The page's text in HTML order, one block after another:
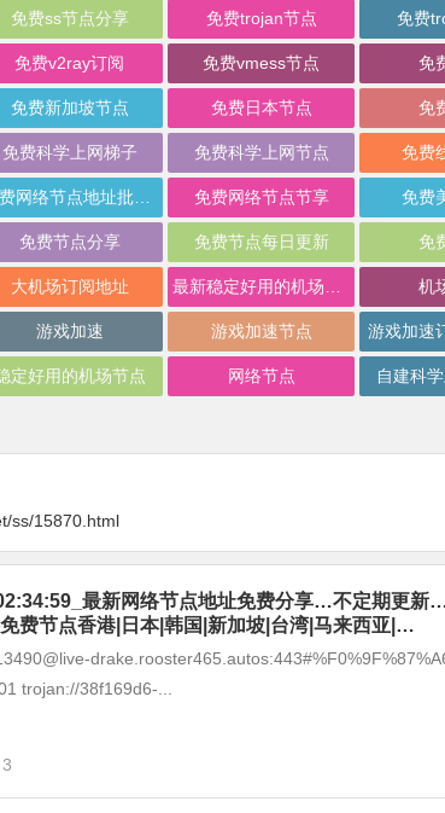
免费ss节点分享 免费trojan节点 免费
免费v2ray订阅 免费vmess节点 免
免费新加坡节点 免费日本节点 免
免费科学上网梯子 免费科学上网节点 免费
免费网络节点节享 免费
免费节点分享 免费节点每日更新 免
大机场订阅地址 机
游戏加速 游戏加速节点 游戏加速
定好用的机场节点 网络节点 自建科
ss/15870.html
最新网络节点地址免费分享…不定期更新
费节点香港|日本|韩国|新加坡|台湾|马来西亚|…
trojan://38f169d6-...
3